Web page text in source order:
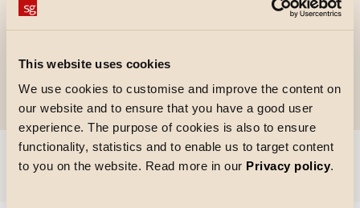
This website uses cookies
We use cookies to customise and improve the content on
our website and to ensure that you have a good user
experience. The purpose of cookies is also to ensure
functionality, statistics and to enable us to target content
to you on the website. Read more in our Privacy policy.
Spring til